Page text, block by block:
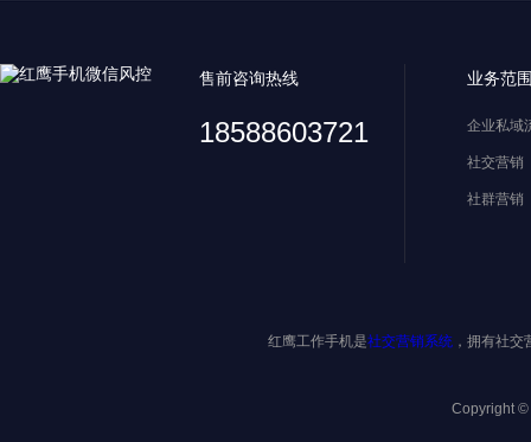
售前咨询热线
18588603721
业务范
企业私域
社交营销
社群营销
红鹰工作手机是社交营销系统 ，拥有社
Copyright ©